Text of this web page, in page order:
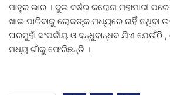
ପାହୁର ଭାର । ଦୁଇ ବର୍ଷର କରୋନା ମହାମାରୀ
ଖାଇ ପାଳିବାକୁ ଲୋକଙ୍କ ମଧ୍ୟରେ ନାହିଁ ନଥିବା
ଘରମୁହାଁ ସଂପର୍କୀୟ ଓ ବନ୍ଧୁବାନ୍ଧବ ଯିଏ
ମଧ୍ୟ ଗାଁକୁ ଫେରିଛନ୍ତି ।